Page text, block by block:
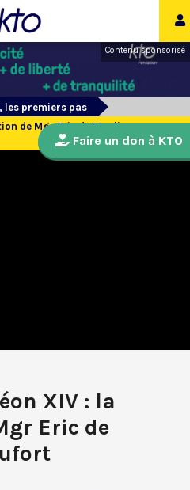
Contenu sponsorisé
les premiers pas
de Mgr Eric de Moulins-
XIV : la
Eric de
Faire un don à KTO